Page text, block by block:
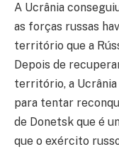
A Ucrânia
as forças russas
território que a
Depois de
território, a
para tentar
de Donetsk que é
que o exército